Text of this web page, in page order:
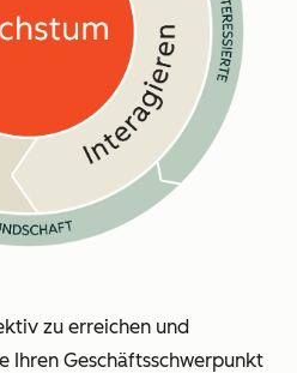
zu erreichen und
Ihren Geschäftsschwerpunkt